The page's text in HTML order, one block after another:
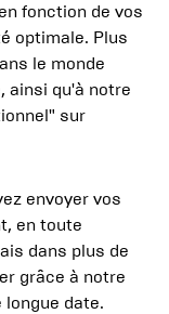
fonction de vos
optimale. Plus
le monde
ainsi qu'à notre
sur
envoyer vos
en toute
dans plus de
grâce à notre
date.